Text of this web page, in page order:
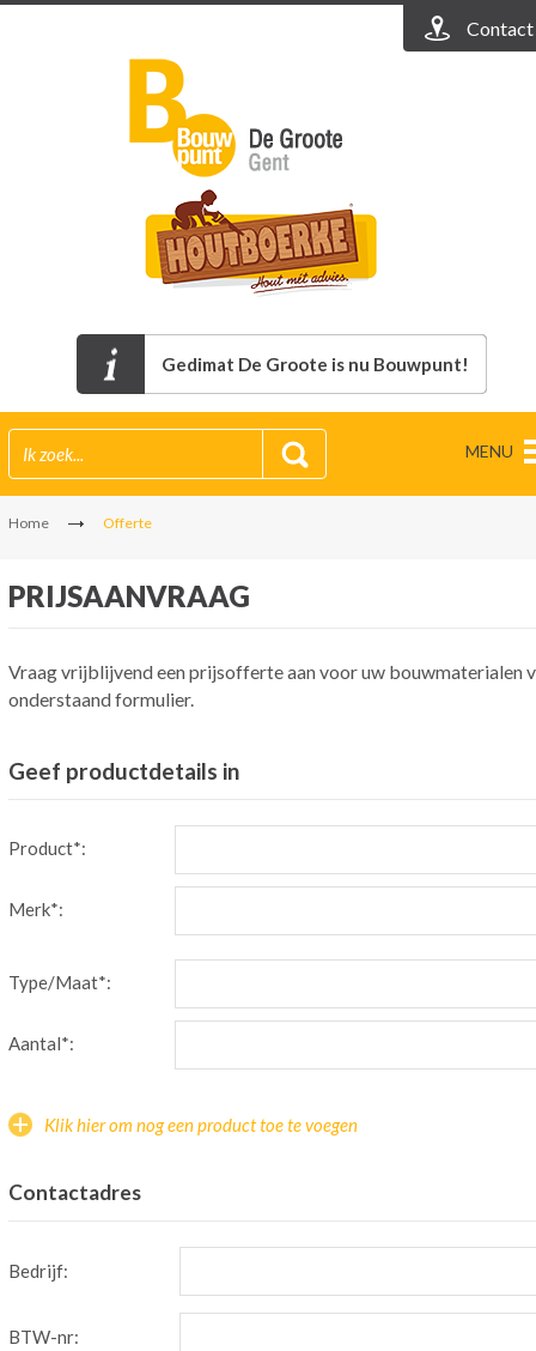
Contact
Gedimat De Groote is nu Bouwpunt!
MENU
Home Offerte
PRIJSAANVRAAG
Vraag vrijblijvend een prijsofferte aan voor uw bouwmaterialen
onderstaand formulier.
Geef productdetails in
Product*:
Merk*:
Type/Maat*:
Aantal*:
Klik hier om nog een product toe te voegen
Contactadres
Bedrijf:
BTW-nr: